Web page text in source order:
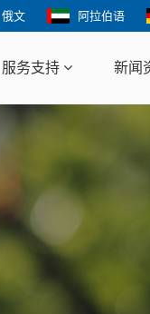
俄文 阿拉伯语
服务支持 新闻